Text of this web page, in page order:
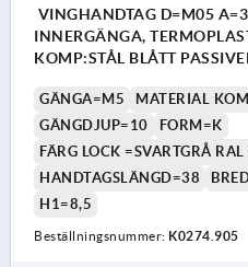
VINGHANDTAG D=M05
INNERGÄNGA,
KOMP:STÅL BLÅTT
GÄNGA=M5
MATERIAL
GÄNGDJUP=10
FORM=K
FÄRG LOCK =SVARTGRÅ
HANDTAGSLÄNGD=38
H1=8,5
Beställningsnummer: K0274.905